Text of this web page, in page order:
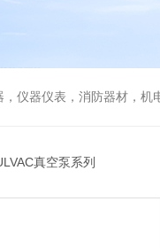
仪器仪表，消防器材，机
真空泵系列